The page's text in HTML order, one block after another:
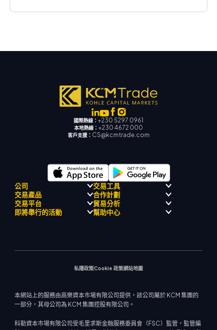
國際熱線： +230 5297 0961
本地熱線： +230 4672 000
客戶支援： CS@kcmtrade.com
公司
監理合規性
關於
飄移隊
交易工具
經濟日曆
交易產品
外匯
貴金屬
合作計劃
介紹經紀人計劃
交易平台 貿易分析
即將舉行的活動 幫助中心
私隱政策Cookie 政策網站地圖
本網站上的服務由高樂資本市場有限公司提供，該公司屬於 KCM 集團的
一部分，其母公司為 KCM 集團控股有限公司。
科勒資本市場有限公司受毛里求斯金融服務委員會（FSC）監管，監管編